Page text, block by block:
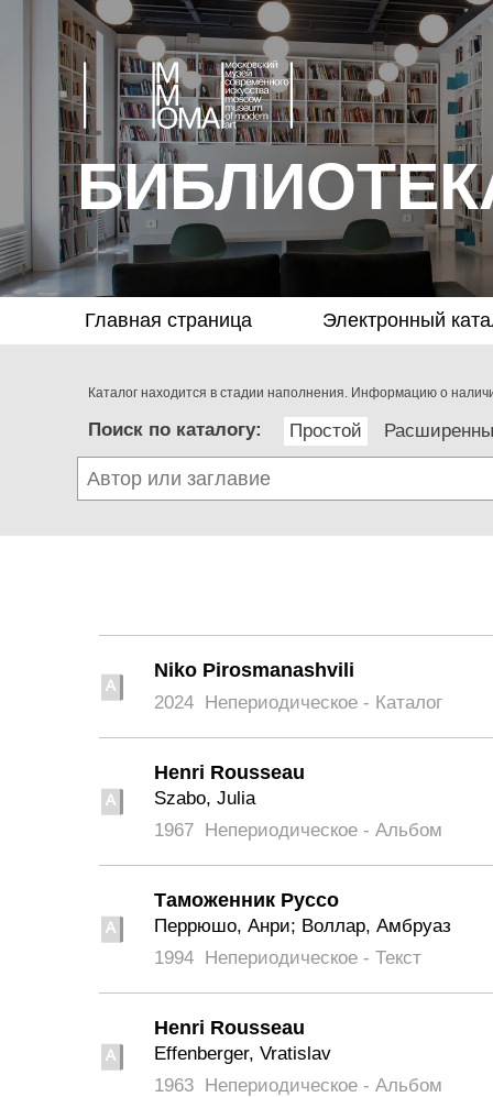
Главная страница Электронный
Каталог находится в стадии наполнения. Информацию о
Поиск по каталогу: Простой
Niko Pirosmanashvili
2024 Непериодическое - Каталог
Henri Rousseau
Szabo, Julia
1967 Непериодическое - Альбом
Таможенник Руссо
Перрюшо, Анри; Воллар, Амбруаз
1994 Непериодическое - Текст
Henri Rousseau
Effenberger, Vratislav
1963 Непериодическое - Альбом